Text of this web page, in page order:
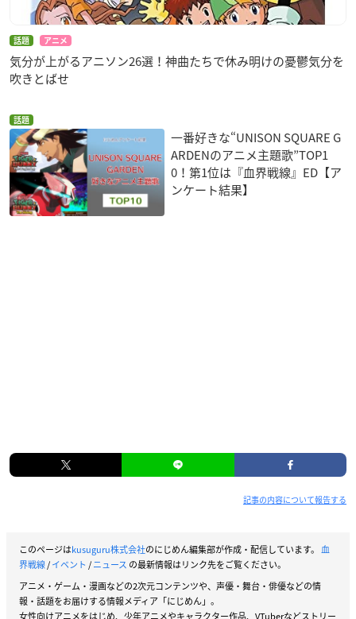
話題 アニメ
気分が上がるアニソン26選！神曲たちで休み明けの憂鬱気分を
吹きとばせ
話題
一番好きな“UNISON SQUARE G
ARDENのアニメ主題歌”TOP1
0！第1位は『血界戦線』ED【ア
ンケート結果】
記事の内容について報告する
このページはkusuguru株式会社のにじめん編集部が作成・配信しています。 血
界戦線/イベント /ニュース の最新情報はリンク先をご覧ください。
アニメ・ゲーム・漫画などの2次元コンテンツや、声優・舞台・俳優などの情
報・話題をお届けする情報メディア「にじめん」。